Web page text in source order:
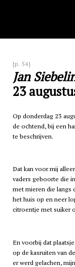
[p. 54]
Jan
23
Op donderdag 23
de ochtend, bij een
te beschrijven.
Dat kan voor mij
vaders geboorte die
met mieren die langs
het huis op en neer
citroentje met suiker
En voorbij dat
op de kasruiten van
er werd gelachen,